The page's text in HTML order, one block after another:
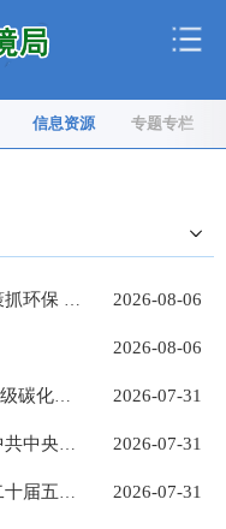
信息资源 专题专栏
段志广在鲁山县调研时指出 精准施策抓环保 守牢底线保安全 2026-08-06
2026-08-06
关于河南中宜创芯发展有限公司光学级碳化硅粉体项目环境影响报告书拟批准公示 2026-07-31
就当前经济形势和下半年经济工作 中共中央召开党外人士座谈会 习近平主持并发表重要讲话 2026-07-31
中共中央政治局召开会议 决定召开二十届五中全会 分析研究当前经济形势和经济工作 中共中央总书记习近平主持会议 2026-07-31